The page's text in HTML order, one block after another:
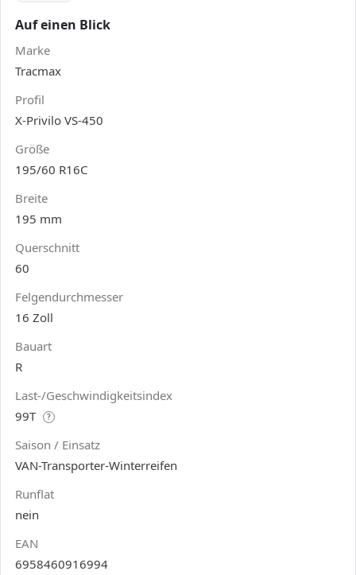
Auf einen Blick
Marke
Tracmax
Profil
X-Privilo VS-450
Größe
195/60 R16C
Breite
195 mm
Querschnitt
60
Felgendurchmesser
16 Zoll
Bauart
R
Last-/Geschwindigkeitsindex
99T
?
Saison / Einsatz
VAN-Transporter-Winterreifen
Runflat
nein
EAN
6958460916994